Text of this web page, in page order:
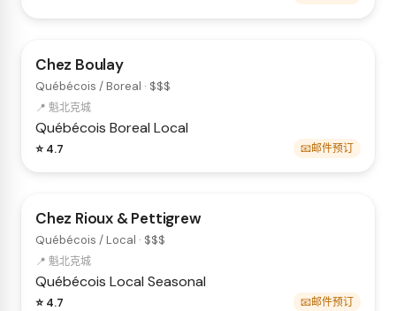
Chez Boulay
Québécois / Boreal · $$$
📍 魁北克城
Québécois Boreal Local
⭐ 4.7 📧邮件预订
Chez Rioux & Pettigrew
Québécois / Local · $$$
📍 魁北克城
Québécois Local Seasonal
⭐ 4.7 📧邮件预订